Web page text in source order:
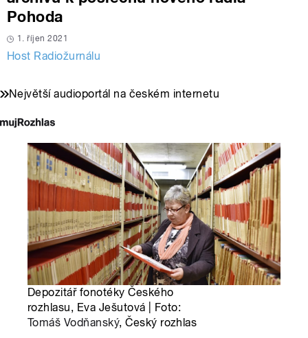
Pohoda
1. říjen 2021
Host Radiožurnálu
Největší audioportál na českém internetu
Depozitář fonotéky Českého
rozhlasu, Eva Ješutová | Foto:
Tomáš Vodňanský, Český rozhlas